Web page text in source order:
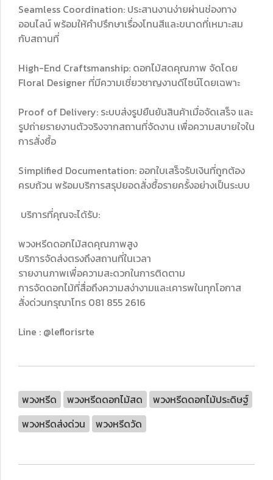
Seamless Coordination: ประสานงานง่ายผ่านช่องทาง
ออนไลน์ พร้อมให้คำปรึกษาเรื่องโทนสีและขนาดที่เหมาะสม
กับสถานที่
High-End Craftsmanship: ดอกไม้สดคุณภาพ จัดโดย
Floral Designer ที่มีความเชี่ยวชาญงานดีไซน์โดยเฉพาะ
Proof of Delivery: ระบบส่งรูปยืนยันสินค้าเมื่อจัดเสร็จ และ
รูปถ่ายรายงานตัวจริงจากสถานที่จัดงาน เพื่อความสบายใจใน
การสั่งซื้อ
Simplified Documentation: ออกใบเสร็จรับเงินที่ถูกต้อง
ครบถ้วน พร้อมบริการสรุปยอดสั่งซื้อรายครั้งอย่างเป็นระบบ
บริการที่คุณจะได้รับ:
พวงหรีดดอกไม้สดคุณภาพสูง
บริการจัดส่งตรงถึงสถานที่ในเวลา
รายงานภาพเพื่อความสะดวกในการติดตาม
การจัดดอกไม้ที่สื่อถึงความสง่างามและเคารพในทุกโอกาส
สั่งด่วนกรุณาโทร 081 855 2616
Line : @leflorisrte
พวงหรีด พวงหรีดดอกไม้สด
พวงหรีดดอกไม้ประดิษฐ์
พวงหรีดส่งด่วน
พวงหรีดวัด